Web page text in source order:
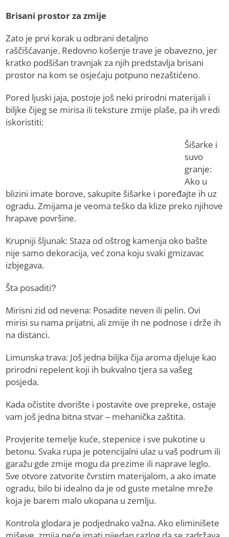
Brisani prostor za zmije
Zato je prvi korak u odbrani detaljno
raščišćavanje. Redovno košenje trave je obavezno, jer
kratko podšišan travnjak za njih predstavlja brisani
prostor na kom se osjećaju potpuno nezaštićeno.
Pored ljuski jaja, postoje još neki prirodni materijali i
biljke čijeg se mirisa ili teksture zmije plaše, pa ih vredi
iskoristiti:
Šišarke i
suvo
granje:
Ako u
blizini imate borove, sakupite šišarke i poređajte ih uz
ogradu. Zmijama je veoma teško da klize preko njihove
hrapave površine.
Krupniji šljunak: Staza od oštrog kamenja oko bašte
nije samo dekoracija, već zona koju svaki gmizavac
izbjegava.
Šta posaditi?
Mirisni zid od nevena: Posadite neven ili pelin. Ovi
mirisi su nama prijatni, ali zmije ih ne podnose i drže ih
na distanci.
Limunska trava: Još jedna biljka čija aroma djeluje kao
prirodni repelent koji ih bukvalno tjera sa vašeg
posjeda.
Kada očistite dvorište i postavite ove prepreke, ostaje
vam još jedna bitna stvar – mehanička zaštita.
Provjerite temelje kuće, stepenice i sve pukotine u
betonu. Svaka rupa je potencijalni ulaz u vaš podrum ili
garažu gde zmije mogu da prezime ili naprave leglo.
Sve otvore zatvorite čvrstim materijalom, a ako imate
ogradu, bilo bi idealno da je od guste metalne mreže
koja je barem malo ukopana u zemlju.
Kontrola glodara je podjednako važna. Ako eliminišete